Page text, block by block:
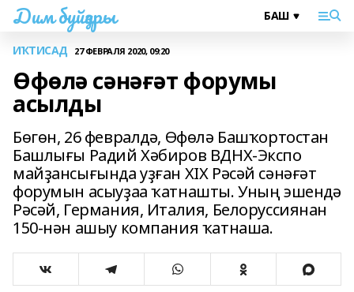
Дим буйҙары
ИҠТИСАД 27 ФЕВРАЛЯ 2020, 09:20
Өфөлә сәнәғәт форумы
асылды
Бөгөн, 26 февралдә, Өфөлә Башҡортостан
Башлығы Радий Хәбиров ВДНХ-Экспо
майҙансығында уҙған XIX Рәсәй сәнәғәт
форумын асыуҙаа ҡатнашты. Уның эшендә
Рәсәй, Германия, Италия, Белоруссиянан
150-нән ашыу компания ҡатнаша.